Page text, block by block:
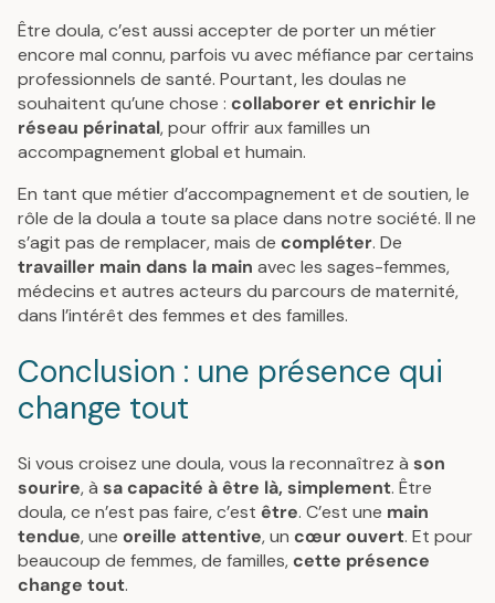
Être doula, c’est aussi accepter de porter un métier
encore mal connu, parfois vu avec méfiance par certains
professionnels de santé. Pourtant, les doulas ne
souhaitent qu’une chose : collaborer et enrichir le
réseau périnatal, pour offrir aux familles un
accompagnement global et humain.
En tant que métier d’accompagnement et de soutien, le
rôle de la doula a toute sa place dans notre société. Il ne
s’agit pas de remplacer, mais de compléter. De
travailler main dans la main avec les sages-femmes,
médecins et autres acteurs du parcours de maternité,
dans l’intérêt des femmes et des familles.
Conclusion : une présence qui
change tout
Si vous croisez une doula, vous la reconnaîtrez à son
sourire, à sa capacité à être là, simplement. Être
doula, ce n’est pas faire, c’est être. C’est une main
tendue, une oreille attentive, un cœur ouvert. Et pour
beaucoup de femmes, de familles,cette présence
change tout.